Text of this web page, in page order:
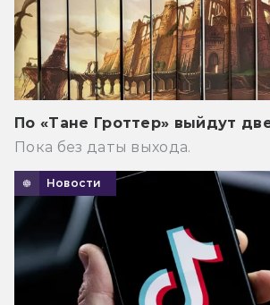
По «Тане Гроттер» выйдут
Пока без даты выхода.
Новости